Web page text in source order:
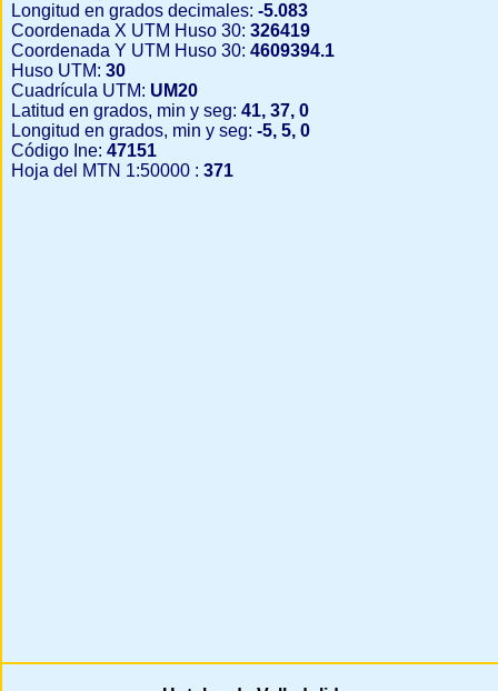
Longitud en grados decimales: -5.083
Coordenada X UTM Huso 30: 326419
Coordenada Y UTM Huso 30: 4609394.1
Huso UTM: 30
Cuadrícula UTM: UM20
Latitud en grados, min y seg: 41, 37, 0
Longitud en grados, min y seg: -5, 5, 0
Código Ine: 47151
Hoja del MTN 1:50000 : 371